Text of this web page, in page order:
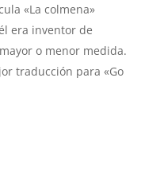
«La colmena»
era inventor de
o menor medida.
traducción para «Go